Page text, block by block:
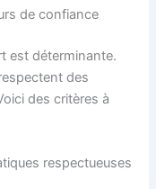
de confiance
est déterminante.
des
des critères à
respectueuses